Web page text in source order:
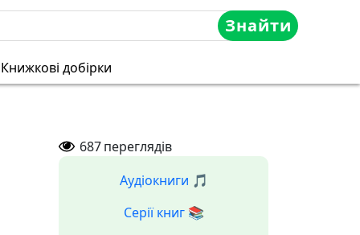
Знайти
Книжкові добірки
687переглядів
Аудіокниги 🎵
Серії книг 📚